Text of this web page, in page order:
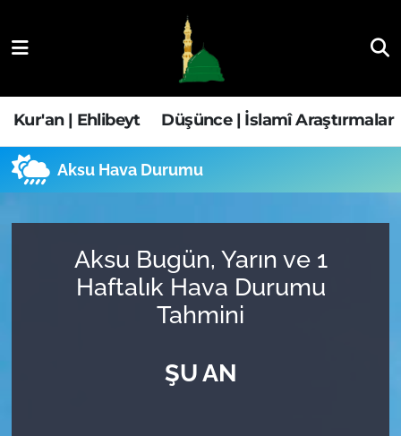
Kur'an | Ehlibeyt Düşünce | İslamî Araştırmalar
Aksu Hava Durumu
Aksu Bugün, Yarın ve 1
Haftalık Hava Durumu
Tahmini
ŞU AN
Düşünce | İslamî Araştırmalar
Ehla-Der Haber
Fıkıh | Ahkam
Hava Durumu
Trafik Durumu
Tüm Manşetler
Son Dakika Haberleri